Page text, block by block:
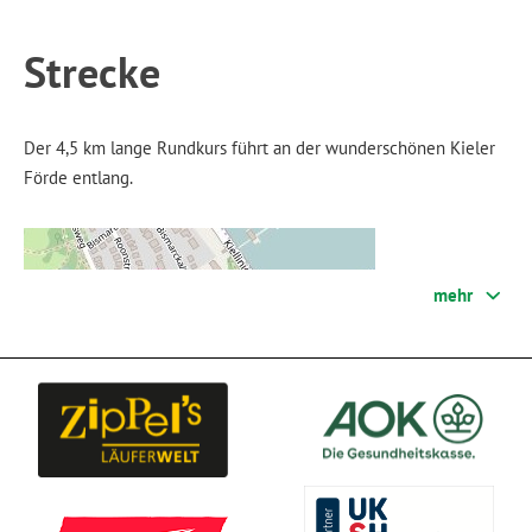
Strecke
Der 4,5 km lange Rundkurs führt an der wunderschönen Kieler
Förde entlang.
mehr